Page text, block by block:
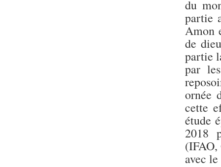
du
partie
Amon
de
partie
par
ornée
cette
étude
2018
avec